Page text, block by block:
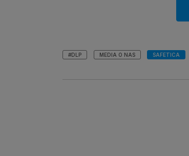
#DLP MEDIA O NAS SAFETICA